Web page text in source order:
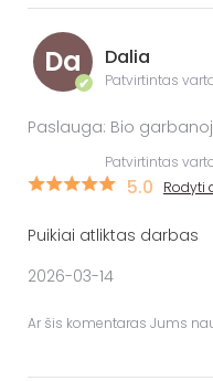
Da
✔
Dalia
Patvirtintas
Paslauga: Bio
Patvirtintas
5.0 Rodyti
Puikiai atliktas darbas
2026-03-14
Ar šis komentaras Jums